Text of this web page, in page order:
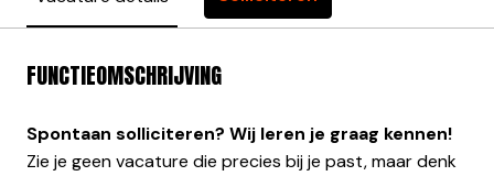
FUNCTIEOMSCHRIJVING
Spontaan solliciteren? Wij leren je graag kennen!
Zie je geen vacature die precies bij je past, maar denk